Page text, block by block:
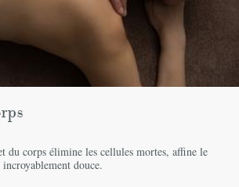
du corps élimine les cellules mortes, affine le
douce.